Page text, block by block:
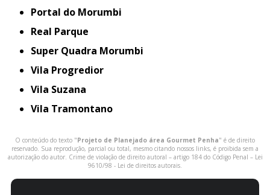
Portal do Morumbi
Real Parque
Super Quadra Morumbi
Vila Progredior
Vila Suzana
Vila Tramontano
O conteúdo do texto "Projeto de Planejado área Gourmet Penha" é de direito
reservado. Sua reprodução, parcial ou total, mesmo citando nossos links, é proibida sem a
autorização do autor. Crime de violação de direito autoral – artigo 184 do Código Penal – Lei
9610/98 - Lei de direitos autorais